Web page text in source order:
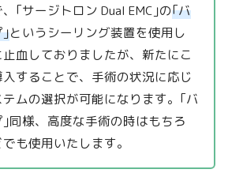
｢サージトロン Dual EMC｣の｢バ
というシーリング装置を使用し
血しておりましたが、新たにこ
することで、手術の状況に応じ
ムの選択が可能になります。｢バ
同様、高度な手術の時はもちろ
も使用いたします。